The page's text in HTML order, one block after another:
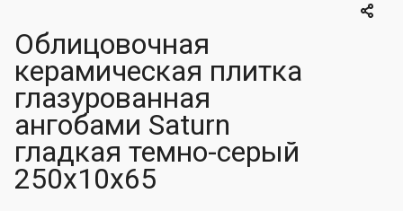
Облицовочная
керамическая плитка
глазурованная
ангобами Saturn
гладкая темно-серый
250x10x65